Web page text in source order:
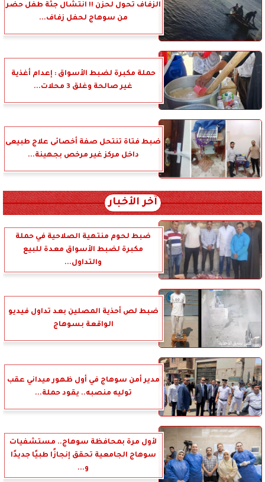
الزفاف تحول لحزن !! انتشال جثة طفل حضر
من سوهاج لحفل زفاف...
حملة مكبرة لضبط الأسواق : إعدام أغذية
غير صالحة وغلق 3 محلات...
ضبط فتاة تنتحل صفة أخصائى علاج طبيعى
داخل مركز غير مرخص بجهينة...
آخر الأخبار
ضبط لحوم منتهية الصلاحية في حملة
مكبرة لضبط الأسواق معدة للبيع
والتداول...
ضبط لص أحذية المصلين بعد تداول فيديو
الواقعة بسوهاج
مدير أمن سوهاج في أول ظهور ميداني عقب
توليه منصبه.. يقود حملة...
لأول مرة بمحافظة سوهاج.. مستشفيات
سوهاج الجامعية تحقق إنجازًا طبيًا جديدًا
و...